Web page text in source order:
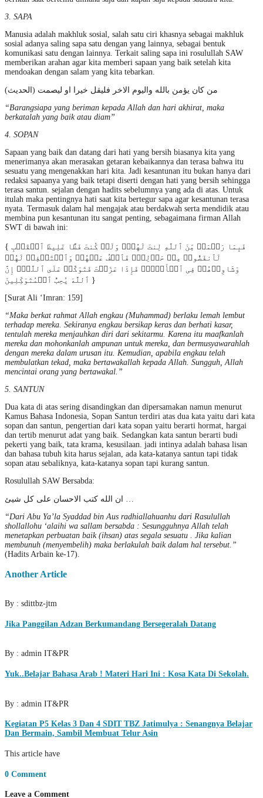
3. SAPA
Manusia adalah makhluk sosial, salah satu ciri khasnya sebagai makhluk
sosial adanya saling sapa satu dengan yang lainnya, sebagai bentuk
komunikasi satu dengan lainnya. Terkait saling sapa ini rosulullah SAW
memberikan arahan agar kita memberi sapaan yang baik setelah kita
mendoakan dengan salam yang kita tebarkan.
من كان يؤمن بالله واليوم الاخر فليقل خيرا او ليصمت (الحديث)
“Barangsiapa yang beriman kepada Allah dan hari akhirat, maka
berkatalah yang baik atau diam”
4. SOPAN
Sapaan yang baik dan datang dari hati yang bersih biasanya kita yang
menerimanya akan merasakan getaran kebaikannya dan terasa bahwa itu
sesuatu yang mengenakkan hari kita. Jadi kesantunan itu bukan hanya dari
redaksi sapaanya yang baik tetapi diserti dengan hati yang bersih sehingga
terasa santun. sejalan dengan hadits sebelumnya yang ada di atas. Untuk
itulah maka pentingnya hati saat kita bertegur sapa agar kesantunan terasa
nyata. Termasuk dalam hal mengajak atau berdakwah serta mendidik atau
membina pun kesantunan itu sangat penting, sebagaimana firman Allah
SWT di bawah ini:
{ فَبِمَا رَحۡمَةࣲ مِّنَ ٱللَّهِ لِنتَ لَهُمۡۖ وَلَوۡ كُنتَ فَظًّا غَلِیظَ ٱلۡقَلۡبِ
لَٱنفَضُّوا۟ مِنۡ حَوۡلِكَۖ فَٱعۡفُ عَنۡهُمۡ وَٱسۡتَغۡفِرۡ لَهُمۡ
وَشَاوِرۡهُمۡ فِی ٱلۡأَمۡرِۖ فَإِذَا عَزَمۡتَ فَتَوَكَّلۡ عَلَى ٱللَّهِۚ إِنَّ
ٱللَّهَ یُحِبُّ ٱلۡمُتَوَكِّلِینَ }
[Surat Ali ‘Imran: 159]
“Maka berkat rahmat Allah engkau (Muhammad) berlaku lemah lembut
terhadap mereka. Sekiranya engkau bersikap keras dan berhati kasar,
tentulah mereka menjauhkan diri dari sekitarmu. Karena itu maafkanlah
mereka dan mohonkanlah ampunan untuk mereka, dan bermusyawarahlah
dengan mereka dalam urusan itu. Kemudian, apabila engkau telah
membulatkan tekad, maka bertawakallah kepada Allah. Sungguh, Allah
mencintai orang yang bertawakal.”
5. SANTUN
Dua kata di atas sering disandingkan dan dipersamakan namun menurut
Kamus Bahasa Indonesia, Sopan Santun terdiri atas dua kata yaitu dari kata
sopan dan santun, pengertian dari kata sopan yaitu berarti hormat, hargai
dan tertib menurut adat yang baik. Sedangkan kata santun berarti budi
pekerti yang baik, tata krama, kesusilaan. jadi intinya adalah bahasa lisan
dan bahasa tubuh kita harus sejalan, ada kata-katanya santun tapi tidak
sopan atau sebaliknya, kata-katanya sopan tapi kurang santun.
Rosulullah SAW Bersabda:
“Dari Abu Ya’la Syaddad bin Aus radhiallahuanhu dari Rasulullah
shollallohu ‘alaihi wa sallam bersabda : Sesungguhnya Allah telah
menetapkan perbuatan baik (ihsan) atas segala sesuatu . Jika kalian
membunuh (menyembelih) maka berlakulah baik dalam hal tersebut.”
(Hadits Arbain ke-17).
Another Article
By : sdittbz-jtm
Jika Panggilan Adzan Berkumandang Bersegeralah Datang
By : admin IT&PR
Yuk..Belajar Bahasa Arab ! Materi Hari Ini : Kosa Kata Di Sekolah.
By : admin IT&PR
Kegiatan P5 Kelas 3 Dan 4 SDIT TBZ Jatimulya : Senangnya Belajar
Dan Bermain, Sambil Membuat Telur Asin
This article have
0 Comment
Leave a Comment